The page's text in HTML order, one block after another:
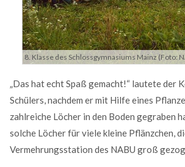
8. Klasse des Schlossgymnasiums Mainz (Foto:
„Das hat echt Spaß gemacht!“ lautete der
Schülers, nachdem er mit Hilfe eines
zahlreiche Löcher in den Boden gegraben
solche Löcher für viele kleine Pflänz­chen,
Vermehrungsstation des NABU groß